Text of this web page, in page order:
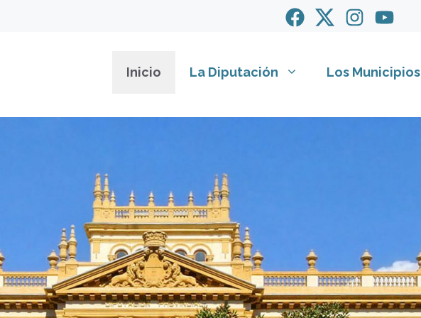
Inicio La Diputación Los Municipios